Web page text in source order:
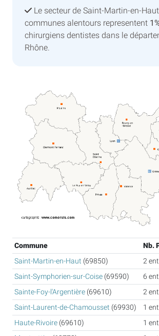
Le secteur de Saint-Martin-en-
communes alentours representent
chirurgiens dentistes dans le
Rhône.
Commune Nb.
Saint-Martin-en-Haut (69850) 2
Saint-Symphorien-sur-Coise (69590) 6
Sainte-Foy-l'Argentière (69610) 2
Saint-Laurent-de-Chamousset (69930) 1
Haute-Rivoire (69610) 1